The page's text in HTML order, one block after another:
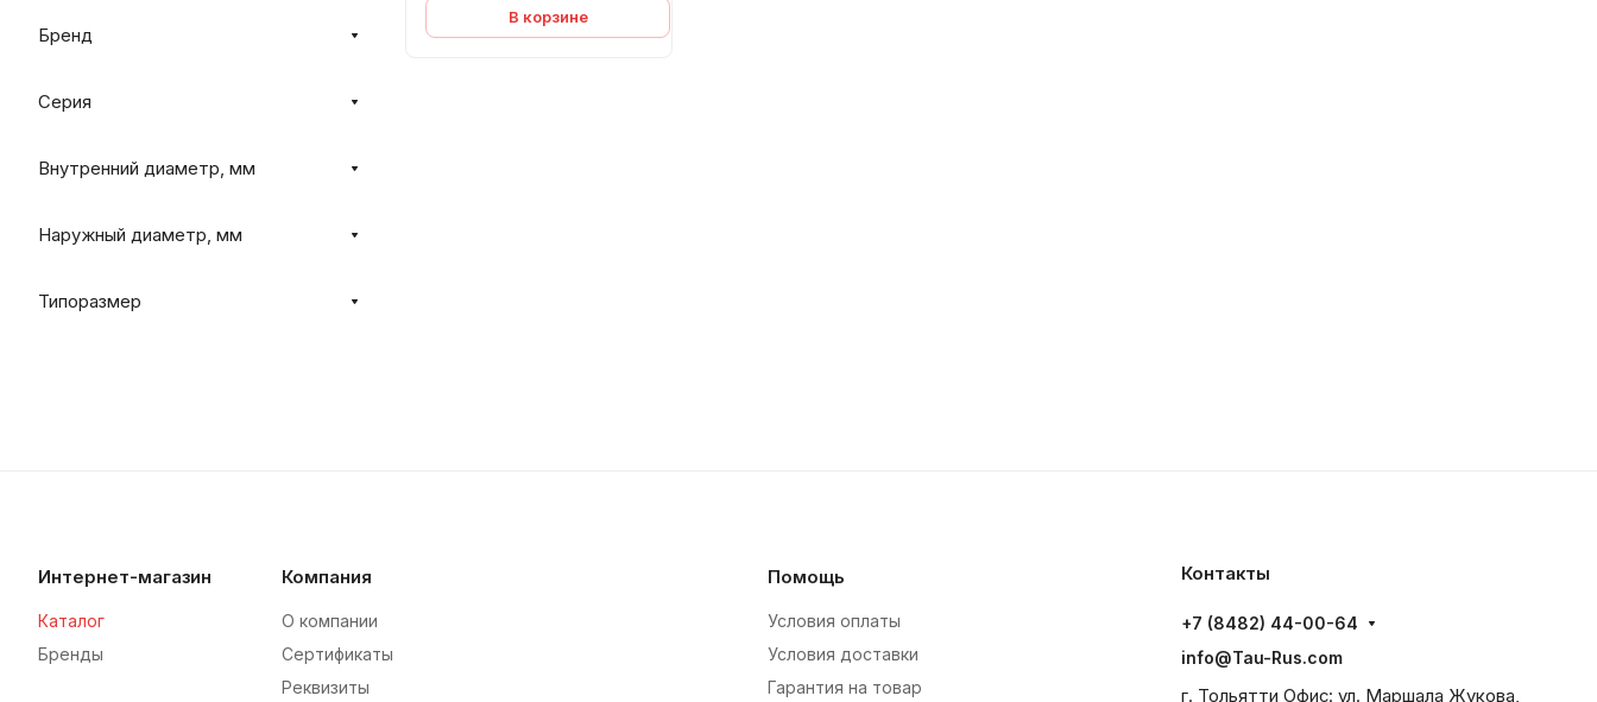
В корзине
Бренд
Серия
Внутренний диаметр, мм
Наружный диаметр, мм
Типоразмер
Интернет-магазин
Каталог
Бренды
Компания
О компании
Сертификаты
Реквизиты
Помощь
Условия оплаты
Условия доставки
Гарантия на товар
Контакты
+7 (8482) 44-00-64
info@Tau-Rus.com
г. Тольятти Офис: ул. Маршала Жукова,